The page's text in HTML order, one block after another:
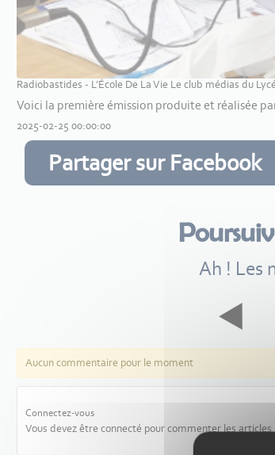
Radiobastides - L’École De La Vie Le club médias du
Voici la première émission produite et réalisée
2025-02-25 00:00:00
Partager sur Facebook
Ah ! Les
Aucun commentaire pour le moment
Connectez-vous
Vous devez être connecté pour commenter les articles